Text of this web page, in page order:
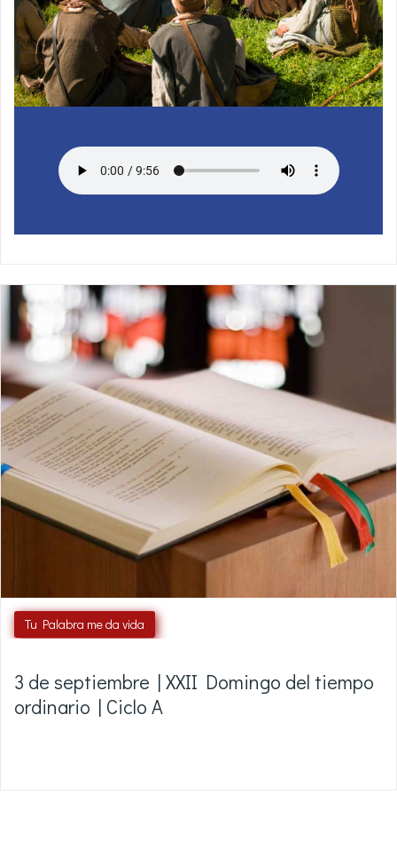
Tu Palabra me da vida
3 de septiembre | XXII Domingo del tiempo
ordinario | Ciclo A